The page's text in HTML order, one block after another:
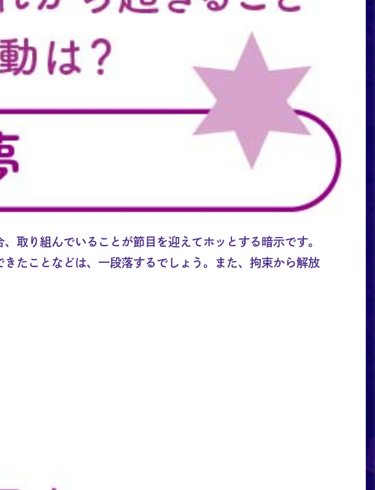
取り組んでいることが節目を迎えてホッとする暗示です。
たことなどは、一段落するでしょう。また、拘束から解放